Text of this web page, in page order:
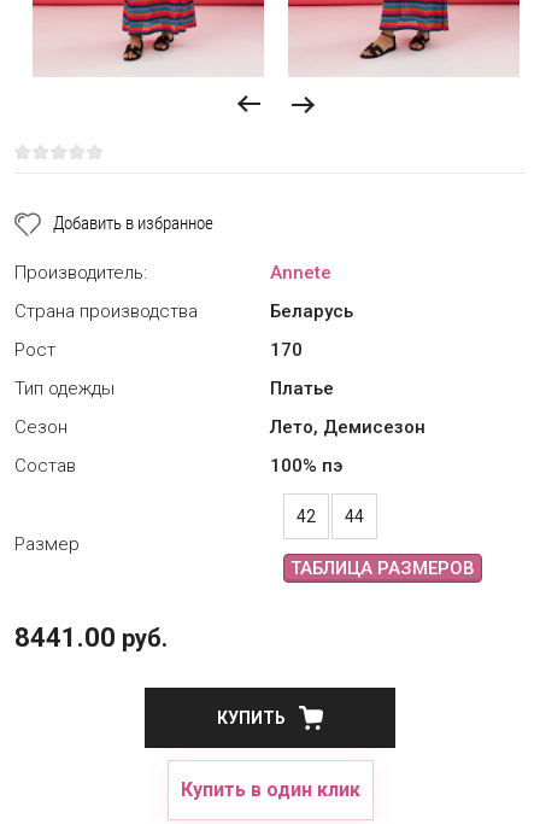
Добавить в избранное
Производитель:
Annete
Страна производства
Беларусь
Рост
170
Тип одежды
Платье
Сезон
Лето, Демисезон
Состав
100% пэ
Размер
42 44
ТАБЛИЦА РАЗМЕРОВ
8441.00 руб.
КУПИТЬ
Купить в один клик